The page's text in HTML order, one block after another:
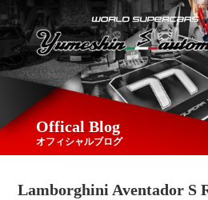
Offical Blog
オフィシャルブログ
Lamborghini Aventador S